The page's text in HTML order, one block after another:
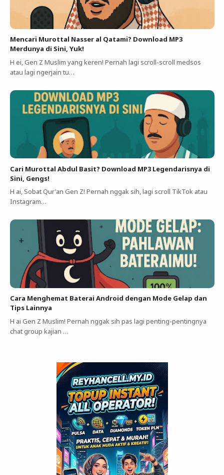
Mencari Murottal Nasser al Qatami? Download MP3
Merdunya di Sini, Yuk!
H ei, Gen Z Muslim yang keren! Pernah lagi scroll-scroll medsos
atau lagi ngerjain tu…
Cari Murottal Abdul Basit? Download MP3 Legendarisnya di
Sini, Gengs!
H ai, Sobat Qur'an Gen Z! Pernah nggak sih, lagi scroll TikTok atau
Instagram…
Cara Menghemat Baterai Android dengan Mode Gelap dan
Tips Lainnya
H ai Gen Z Muslim! Pernah nggak sih pas lagi penting-pentingnya
chat group kajian …